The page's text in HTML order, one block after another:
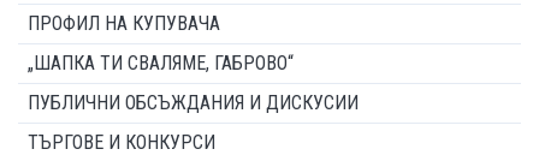
ПРОФИЛ НА КУПУВАЧА
„ШАПКА ТИ СВАЛЯМЕ, ГАБРОВО“
ПУБЛИЧНИ ОБСЪЖДАНИЯ И ДИСКУСИИ
ТЪРГОВЕ И КОНКУРСИ